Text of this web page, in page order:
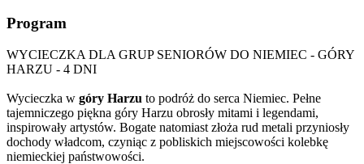
Program
WYCIECZKA DLA GRUP SENIORÓW DO NIEMIEC - GÓRY
HARZU - 4 DNI
Wycieczka w góry Harzu to podróż do serca Niemiec. Pełne
tajemniczego piękna góry Harzu obrosły mitami i legendami,
inspirowały artystów. Bogate natomiast złoża rud metali przyniosły
dochody władcom, czyniąc z pobliskich miejscowości kolebkę
niemieckiej państwowości.